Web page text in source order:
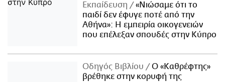
Εκπαίδευση
«Νιώσαμε ότι το
παιδί δεν έφυγε ποτέ από την
Αθήνα»: Η εμπειρία οικογενειών
που επέλεξαν σπουδές στην Κύπρο
Οδηγός Βιβλίου
Ο «Καθρέφτης»
βρέθηκε στην κορυφή της